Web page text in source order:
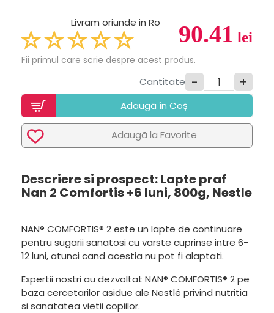
90.41 lei
Livram oriunde in Ro
Fii primul care scrie despre acest produs.
Cantitate - +
Adaugã în Coș
Adaugã la Favorite
Descriere si prospect: Lapte praf
Nan 2 Comfortis +6 luni, 800g, Nestle
NAN® COMFORTIS® 2 este un lapte de continuare
pentru sugarii sanatosi cu varste cuprinse intre 6-
12 luni, atunci cand acestia nu pot fi alaptati.
Expertii nostri au dezvoltat NAN® COMFORTIS® 2 pe
baza cercetarilor asidue ale Nestlé privind nutritia
si sanatatea vietii copiilor.